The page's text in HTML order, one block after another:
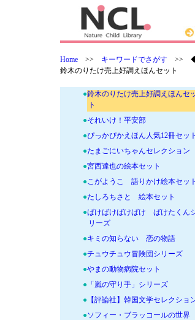
Home >> キーワードでさがす >>
鈴木のりたけ売上好調えほんセット
タブレット・チルドレン
●角野栄子のアコちゃん絵本セッ
●くすのきしげのり人気絵本5冊セ
●鈴木のりたけ売上好調えほんセ
ト
●それいけ！平安部
●ぴっかぴかえほん人気12冊セット
●たまごにいちゃんセレクション
●宮西達也の絵本セット
●こがようこ 語りかけ絵本セット
●たしろちさと 絵本セット
●ばけばけばけばけ ばけたくん
リーズ
●キミの知らない 恋の物語
●チュウチュウ冒険団シリーズ
●やまの動物病院セット
●「嵐の守り手」シリーズ
●【評論社】韓国文学セレクショ
●ソフィー・ブラッコールの世界